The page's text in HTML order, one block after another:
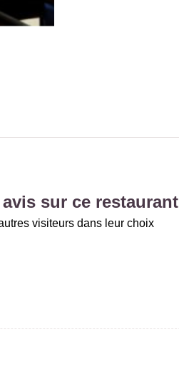
sur ce restaurant
visiteurs dans leur choix